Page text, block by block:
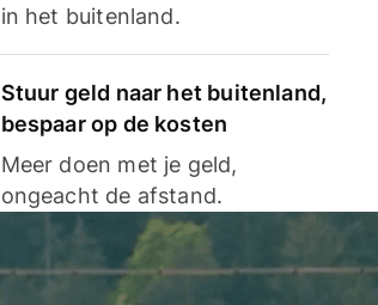
in het buitenland.
Stuur geld naar het buitenland,
bespaar op de kosten
Meer doen met je geld,
ongeacht de afstand.